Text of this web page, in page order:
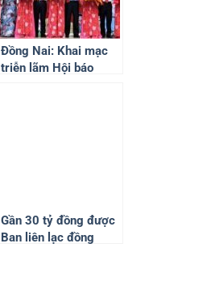
Đồng Nai: Khai mạc
triễn lãm Hội báo
Gần 30 tỷ đồng được
Ban liên lạc đồng